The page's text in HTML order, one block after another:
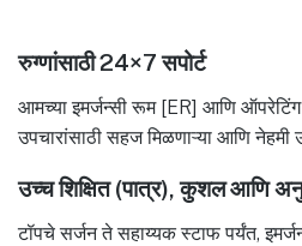
रुग्णांसाठी 24×7 सपोर्ट
आमच्या इमर्जन्सी रूम [ER] आणि
उपचारांसाठी सहज मिळणाऱ्या आणि
उच्च शिक्षित (पात्र), कुशल आणि
टॉपचे सर्जन ते सहाय्यक स्टाफ पर्यंत,